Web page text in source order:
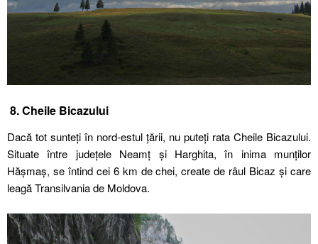
8. Cheile Bicazului
Dacă tot sunteți în nord-estul țării, nu puteți rata Cheile Bicazului.
Situate între județele Neamț și Harghita, în inima munților
Hășmaș, se întind cei 6 km de chei, create de râul Bicaz și care
leagă Transilvania de Moldova.